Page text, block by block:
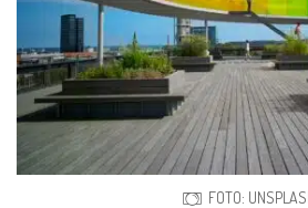
FOTO: